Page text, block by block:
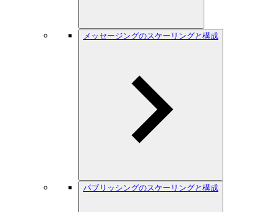
メッセージングのスケーリングと構成
パブリッシングのスケーリングと構成